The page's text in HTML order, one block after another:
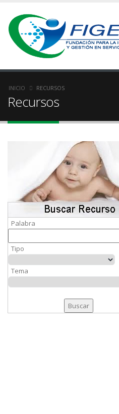
INICIO RECURSOS
Recursos
Palabra
Tipo
Tema